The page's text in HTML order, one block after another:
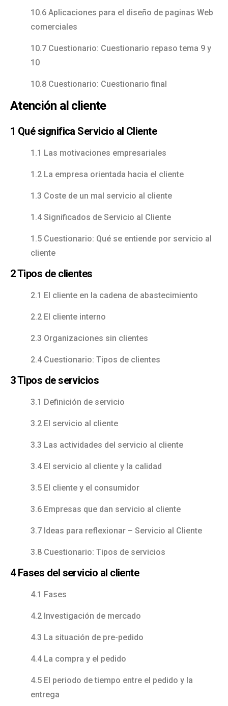
10.6 Aplicaciones para el diseño de paginas Web
comerciales
10.7 Cuestionario: Cuestionario repaso tema 9 y
10
10.8 Cuestionario: Cuestionario final
Atención al cliente
1 Qué significa Servicio al Cliente
1.1 Las motivaciones empresariales
1.2 La empresa orientada hacia el cliente
1.3 Coste de un mal servicio al cliente
1.4 Significados de Servicio al Cliente
1.5 Cuestionario: Qué se entiende por servicio al
cliente
2 Tipos de clientes
2.1 El cliente en la cadena de abastecimiento
2.2 El cliente interno
2.3 Organizaciones sin clientes
2.4 Cuestionario: Tipos de clientes
3 Tipos de servicios
3.1 Definición de servicio
3.2 El servicio al cliente
3.3 Las actividades del servicio al cliente
3.4 El servicio al cliente y la calidad
3.5 El cliente y el consumidor
3.6 Empresas que dan servicio al cliente
3.7 Ideas para reflexionar – Servicio al Cliente
3.8 Cuestionario: Tipos de servicios
4 Fases del servicio al cliente
4.1 Fases
4.2 Investigación de mercado
4.3 La situación de pre-pedido
4.4 La compra y el pedido
4.5 El periodo de tiempo entre el pedido y la
entrega